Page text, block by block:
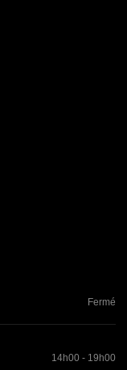
Fermé
14h00 - 19h00